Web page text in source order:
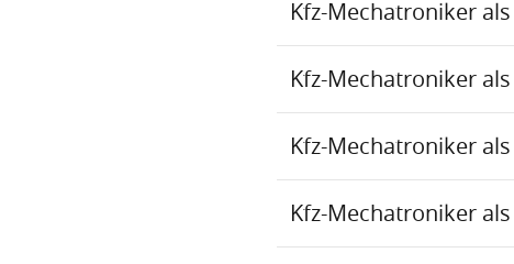
Kfz-Mechatroniker
Kfz-Mechatroniker
Kfz-Mechatroniker
Kfz-Mechatroniker